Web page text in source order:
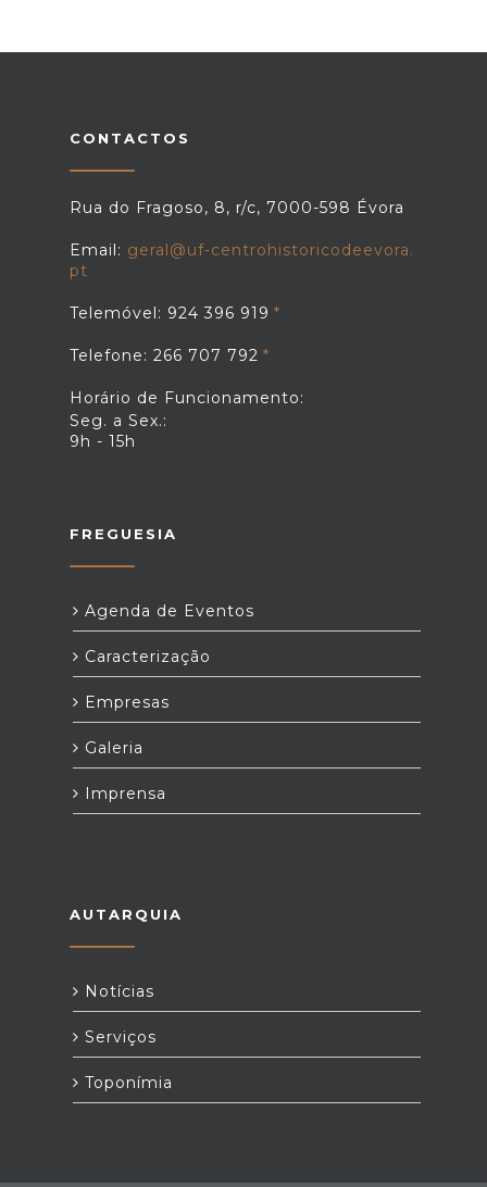
CONTACTOS
Rua do Fragoso, 8, r/c, 7000-598 Évora
Email: geral@uf-centrohistoricodeevora.
pt
Telemóvel: 924 396 919
Telefone: 266 707 792
Horário de Funcionamento:
Seg. a Sex.:
9h - 15h
FREGUESIA
Agenda de Eventos
Caracterização
Empresas
Galeria
Imprensa
AUTARQUIA
Notícias
Serviços
Toponímia